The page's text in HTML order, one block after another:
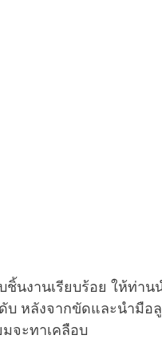
นงานเรียบร้อย ให้ท่าน
บ หลังจากขัดและนำมือ
จะทาเคลือบ